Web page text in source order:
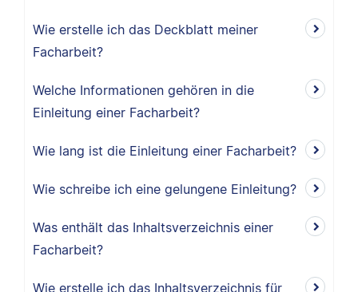
Wie erstelle ich das Deckblatt meiner
Facharbeit?
Welche Informationen gehören in die
Einleitung einer Facharbeit?
Wie lang ist die Einleitung einer Facharbeit?
Wie schreibe ich eine gelungene Einleitung?
Was enthält das Inhaltsverzeichnis einer
Facharbeit?
Wie erstelle ich das Inhaltsverzeichnis für